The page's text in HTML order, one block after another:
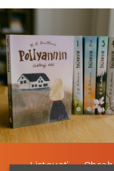
Listovať Obsah